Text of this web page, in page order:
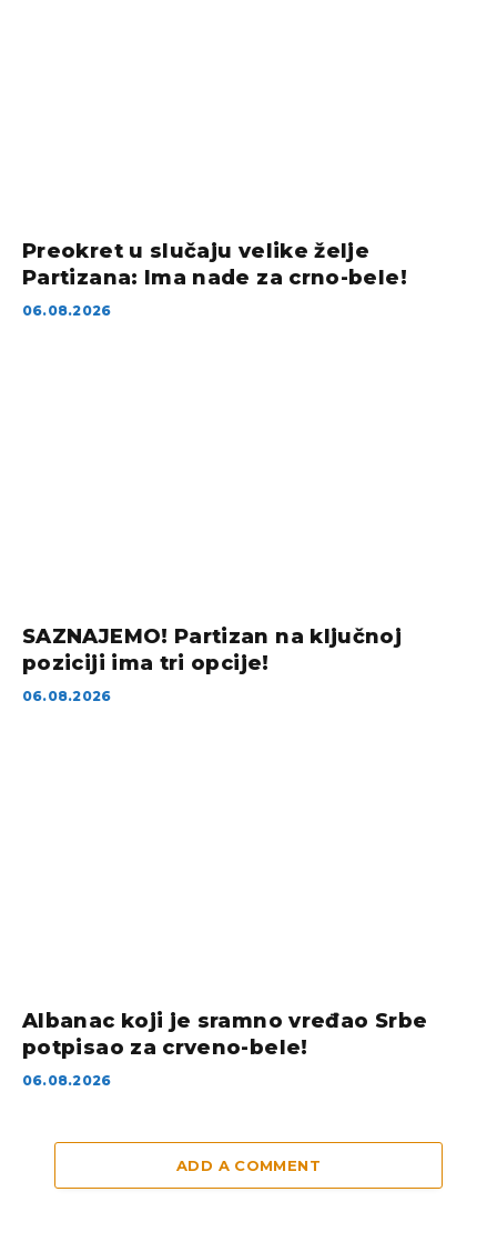
Preokret u slučaju velike želje
Partizana: Ima nade za crno-bele!
06.08.2026
SAZNAJEMO! Partizan na ključnoj
poziciji ima tri opcije!
06.08.2026
Albanac koji je sramno vređao Srbe
potpisao za crveno-bele!
06.08.2026
ADD A COMMENT